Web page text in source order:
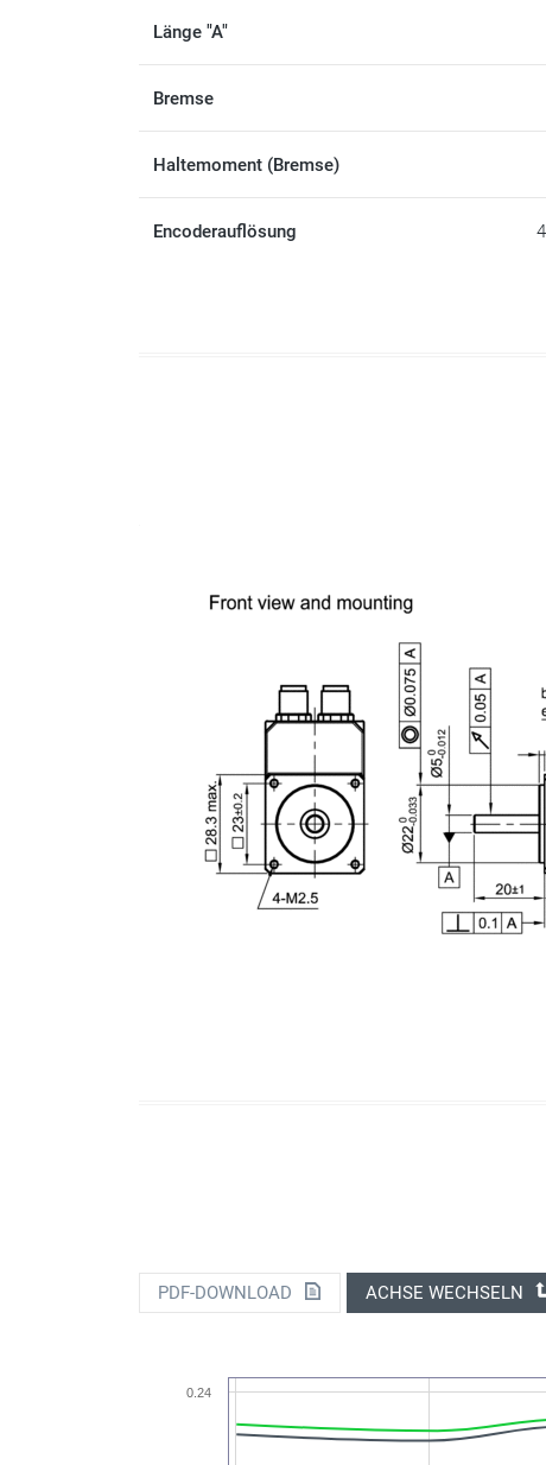
Länge "A"
Bremse
Haltemoment (Bremse)
Encoderauflösung
PDF-DOWNLOAD ACHSE WECHSELN
0.24